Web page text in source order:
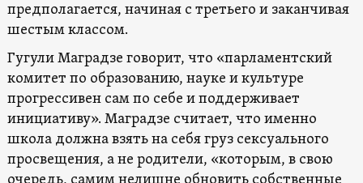
предполагается, начиная с третьего и заканчивая
шестым классом.
Гугули Маградзе говорит, что «парламентский
комитет по образованию, науке и культуре
прогрессивен сам по себе и поддерживает
инициативу». Маградзе считает, что именно
школа должна взять на себя груз сексуального
просвещения, а не родители, «которым, в свою